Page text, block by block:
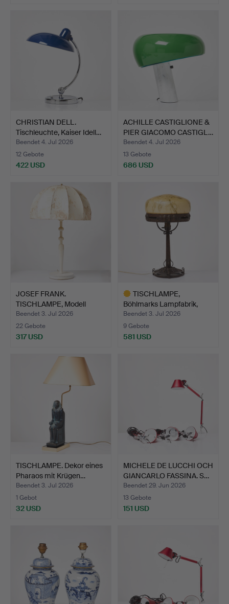
CHRISTIAN DELL.
Tischleuchte, Kaiser Idell…
Beendet 4. Jul 2026
12 Gebote
422 USD
ACHILLE CASTIGLIONE &
PIER GIACOMO CASTIGL…
Beendet 4. Jul 2026
13 Gebote
686 USD
JOSEF FRANK.
TISCHLAMPE, Modell
2563, weiß…
Beendet 3. Jul 2026
22 Gebote
317 USD
TISCHLAMPE,
Böhlmarks Lampfabrik,
Jugend, …
Beendet 3. Jul 2026
9 Gebote
581 USD
TISCHLAMPE. Dekor eines
Pharaos mit Krügen…
Beendet 3. Jul 2026
1 Gebot
32 USD
MICHELE DE LUCCHI OCH
GIANCARLO FASSINA. S…
Beendet 29. Jun 2026
13 Gebote
151 USD